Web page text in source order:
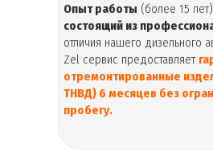
Опыт работы (более 15
состоящий из
отличия нашего дизельного
Zel сервис предоставляет
отремонтированные
ТНВД) 6 месяцев без
пробегу.